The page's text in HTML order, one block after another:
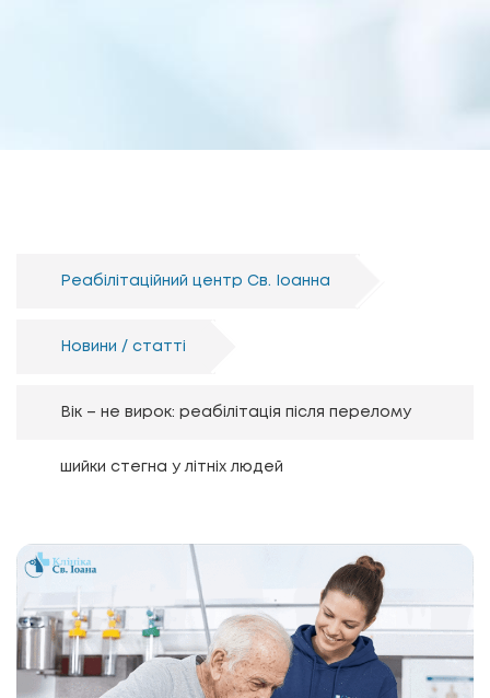
Реабілітаційний центр Св. Іоанна
Новини / статті
Вік – не вирок: реабілітація після перелому
шийки стегна у літніх людей